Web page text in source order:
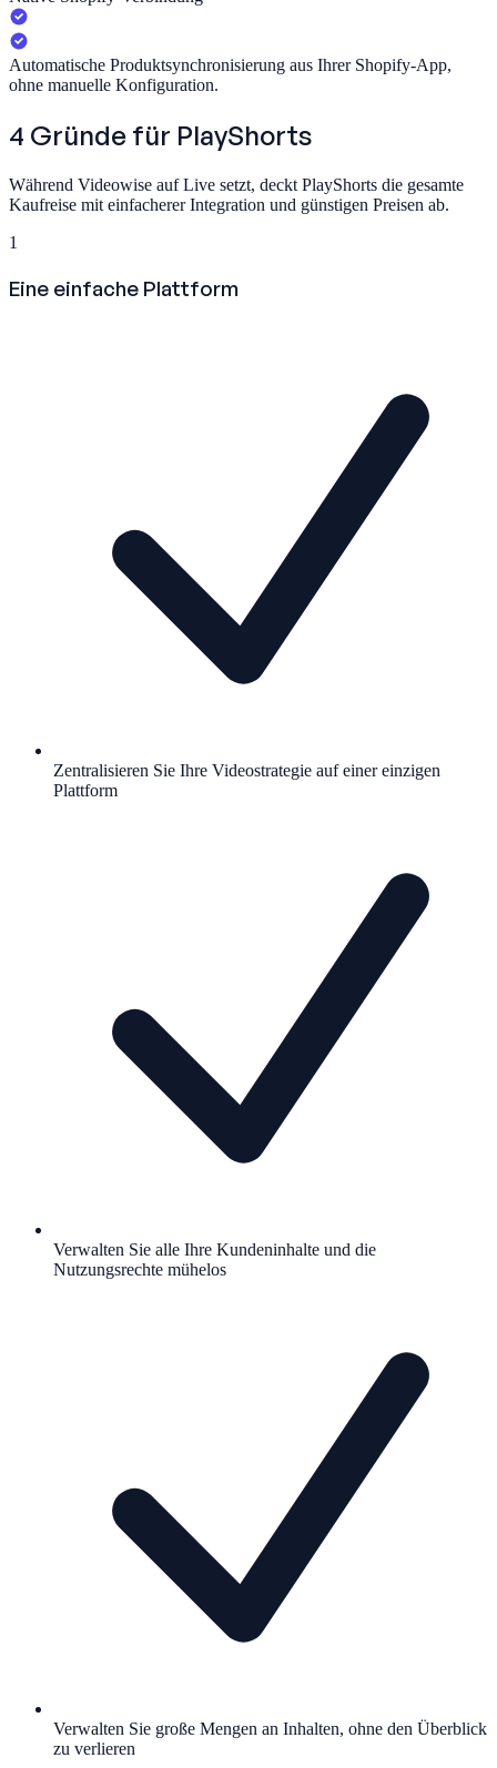
Automatische Produktsynchronisierung aus Ihrer Shopify-App,
ohne manuelle Konfiguration.
4 Gründe für PlayShorts
Während Videowise auf Live setzt, deckt PlayShorts die gesamte
Kaufreise mit einfacherer Integration und günstigen Preisen ab.
1
Eine einfache Plattform
Zentralisieren Sie Ihre Videostrategie auf einer einzigen
Plattform
Verwalten Sie alle Ihre Kundeninhalte und die
Nutzungsrechte mühelos
Verwalten Sie große Mengen an Inhalten, ohne den Überblick
zu verlieren